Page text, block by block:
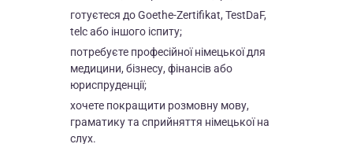
готуєтеся до Goethe-Zertifikat, TestDaF,
telc або іншого іспиту;
потребуєте професійної німецької для
медицини, бізнесу, фінансів або
юриспруденції;
хочете покращити розмовну мову,
граматику та сприйняття німецької на
слух.